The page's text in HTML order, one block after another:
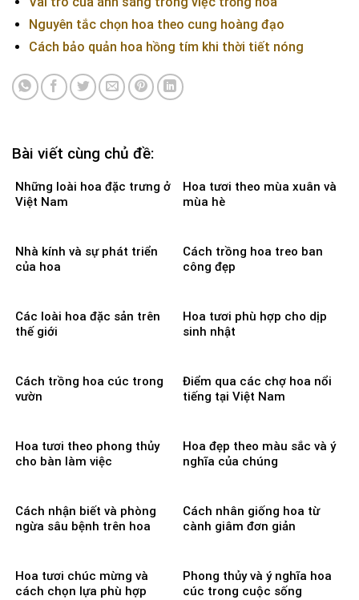
Nguyên tắc chọn hoa theo cung hoàng đạo
Cách bảo quản hoa hồng tím khi thời tiết nóng
Bài viết cùng chủ đề:
Những loài hoa đặc trưng ở
Việt Nam
Hoa tươi theo mùa xuân và
mùa hè
Nhà kính và sự phát triển
của hoa
Cách trồng hoa treo ban
công đẹp
Các loài hoa đặc sản trên
thế giới
Hoa tươi phù hợp cho dịp
sinh nhật
Cách trồng hoa cúc trong
vườn
Điểm qua các chợ hoa nổi
tiếng tại Việt Nam
Hoa tươi theo phong thủy
cho bàn làm việc
Hoa đẹp theo màu sắc và ý
nghĩa của chúng
Cách nhận biết và phòng
ngừa sâu bệnh trên hoa
Cách nhân giống hoa từ
cành giâm đơn giản
Hoa tươi chúc mừng và
cách chọn lựa phù hợp
Phong thủy và ý nghĩa hoa
cúc trong cuộc sống